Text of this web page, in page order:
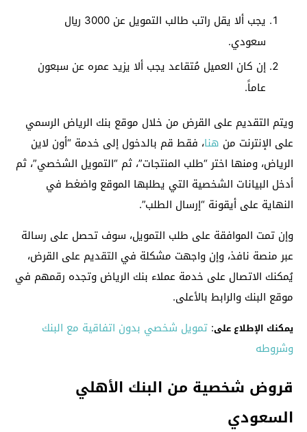
يجب ألا يقل راتب طالب التمويل عن 3000 ريال
سعودي.
إن كان العميل مُتقاعد يجب ألا يزيد عمره عن سبعون
عاماً.
ويتم التقديم على القرض من خلال موقع بنك الرياض الرسمي
على الإنترنت من هنا، فقط قم بالدخول إلى خدمة “أون لاين
الرياض، ومنها اختر “طلب المنتجات”، ثم “التمويل الشخصي”، ثم
أدخل البيانات الشخصية التي يطلبها الموقع واضغط في
النهاية على أيقونة “إرسال الطلب”.
وإن تمت الموافقة على طلب التمويل، سوف تحصل على رسالة
عبر منصة نافذ، وإن واجهت مشكلة في التقديم على القرض،
يُمكنك الاتصال على خدمة عملاء بنك الرياض وتجده رقمهم في
موقع البنك والرابط بالأعلى.
يمكنك الإطلاع على: تمويل شخصي بدون اتفاقية مع البنك
وشروطه
قروض شخصية من البنك الأهلي
السعودي